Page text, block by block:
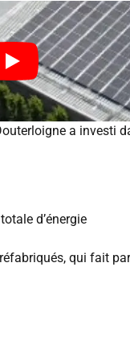
a investi
d’énergie
qui fait